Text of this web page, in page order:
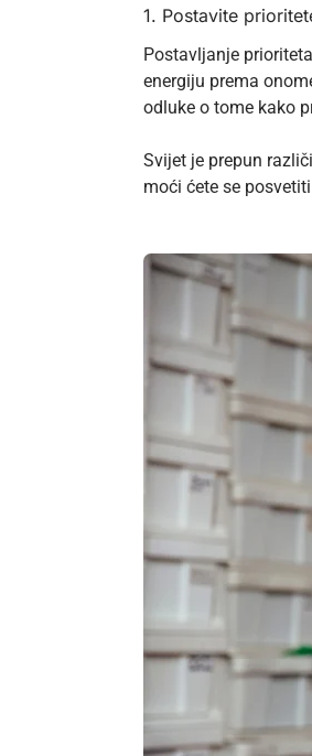
1. Postavite
Postavljanje
energiju prema
odluke o tome kako
Svijet je prepun
moći ćete se